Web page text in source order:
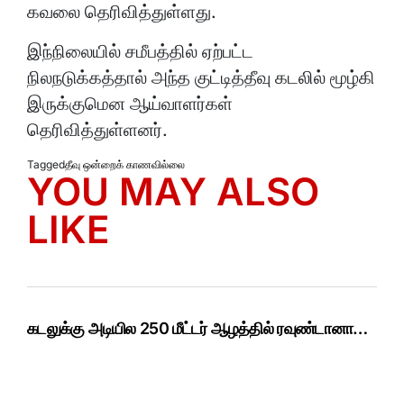
கவலை தெரிவித்துள்ளது.
இந்நிலையில் சமீபத்தில் ஏற்பட்ட
நிலநடுக்கத்தால் அந்த குட்டித்தீவு கடலில் மூழ்கி
இருக்குமென ஆய்வாளர்கள்
தெரிவித்துள்ளனர்.
Taggedதீவு ஒன்றைக் காணவில்லை
YOU MAY ALSO
LIKE
கடலுக்கு அடியில 250 மீட்டர் ஆழத்தில் ரவுண்டானா…